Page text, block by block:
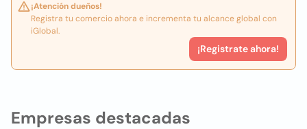
Empresas destacadas
¡Atención dueños!
Registra tu comercio ahora e incrementa tu alcance global con
iGlobal.
¡Registrate ahora!